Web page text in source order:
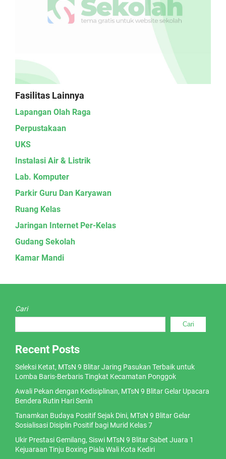
Fasilitas Lainnya
Lapangan Olah Raga
Perpustakaan
UKS
Instalasi Air & Listrik
Lab. Komputer
Parkir Guru Dan Karyawan
Ruang Kelas
Jaringan Internet Per-Kelas
Gudang Sekolah
Kamar Mandi
Cari
Cari
Recent Posts
Seleksi Ketat, MTsN 9 Blitar Jaring Pasukan Terbaik untuk
Lomba Baris-Berbaris Tingkat Kecamatan Ponggok
Awali Pekan dengan Kedisiplinan, MTsN 9 Blitar Gelar Upacara
Bendera Rutin Hari Senin
Tanamkan Budaya Positif Sejak Dini, MTsN 9 Blitar Gelar
Sosialisasi Disiplin Positif bagi Murid Kelas 7
Ukir Prestasi Gemilang, Siswi MTsN 9 Blitar Sabet Juara 1
Kejuaraan Tinju Boxing Piala Wali Kota Kediri